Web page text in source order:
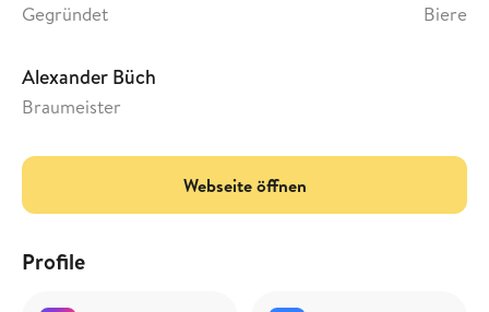
Gegründet Biere
Alexander Büch
Braumeister
Webseite öffnen
Profile